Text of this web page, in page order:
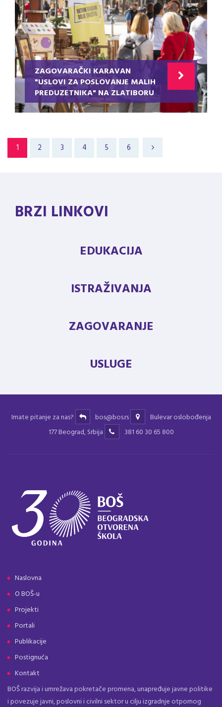
ZAGOVARAČKI KARAVAN
"USLOVI ZA POSLOVANJE MALIH
PREDUZETNIKA" NA ZLATIBORU
1 2 3 4 5 6
BRZI LINKOVI
EDUKACIJA
ISTRAŽIVANJA
ZAGOVARANJE
USLUGE
Imate pitanje za nas? bos@bos.rs
Bulevar oslobođenja
177 Beograd, Srbija
381 60 30 65 800
Naslovna
O BOŠ-u
Projekti
Portali
Publikacije
Postignuća
Kontakt
BOŠ razvija i umrežava pokretače promena, unapređuje javne politike
i povezuje javni, poslovni i civilni sektor u cilju izgradnje otpornog